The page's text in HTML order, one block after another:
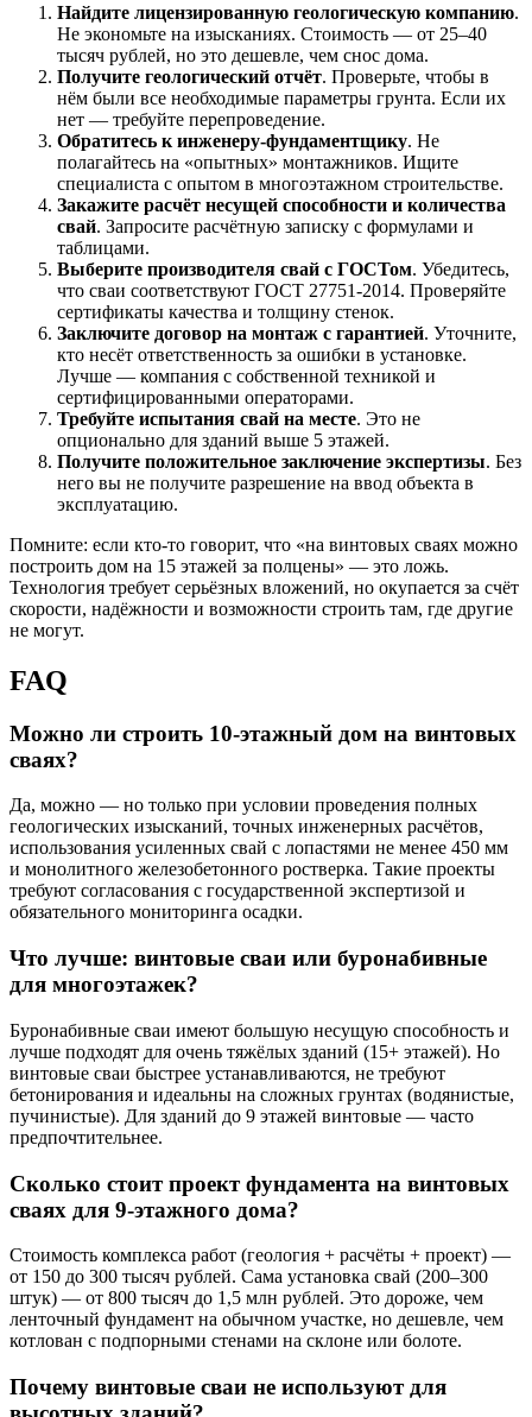
Найдите лицензированную геологическую компанию.
Не экономьте на изысканиях. Стоимость — от 25–40
тысяч рублей, но это дешевле, чем снос дома.
Получите геологический отчёт. Проверьте, чтобы в
нём были все необходимые параметры грунта. Если их
нет — требуйте перепроведение.
Обратитесь к инженеру-фундаментщику. Не
полагайтесь на «опытных» монтажников. Ищите
специалиста с опытом в многоэтажном строительстве.
Закажите расчёт несущей способности и количества
свай. Запросите расчётную записку с формулами и
таблицами.
Выберите производителя свай с ГОСТом. Убедитесь,
что сваи соответствуют ГОСТ 27751-2014. Проверяйте
сертификаты качества и толщину стенок.
Заключите договор на монтаж с гарантией. Уточните,
кто несёт ответственность за ошибки в установке.
Лучше — компания с собственной техникой и
сертифицированными операторами.
Требуйте испытания свай на месте. Это не
опционально для зданий выше 5 этажей.
Получите положительное заключение экспертизы. Без
него вы не получите разрешение на ввод объекта в
эксплуатацию.
Помните: если кто-то говорит, что «на винтовых сваях можно
построить дом на 15 этажей за полцены» — это ложь.
Технология требует серьёзных вложений, но окупается за счёт
скорости, надёжности и возможности строить там, где другие
не могут.
FAQ
Можно ли строить 10-этажный дом на винтовых
сваях?
Да, можно — но только при условии проведения полных
геологических изысканий, точных инженерных расчётов,
использования усиленных свай с лопастями не менее 450 мм
и монолитного железобетонного ростверка. Такие проекты
требуют согласования с государственной экспертизой и
обязательного мониторинга осадки.
Что лучше: винтовые сваи или буронабивные
для многоэтажек?
Буронабивные сваи имеют большую несущую способность и
лучше подходят для очень тяжёлых зданий (15+ этажей). Но
винтовые сваи быстрее устанавливаются, не требуют
бетонирования и идеальны на сложных грунтах (водянистые,
пучинистые). Для зданий до 9 этажей винтовые — часто
предпочтительнее.
Сколько стоит проект фундамента на винтовых
сваях для 9-этажного дома?
Стоимость комплекса работ (геология + расчёты + проект) —
от 150 до 300 тысяч рублей. Сама установка свай (200–300
штук) — от 800 тысяч до 1,5 млн рублей. Это дороже, чем
ленточный фундамент на обычном участке, но дешевле, чем
котлован с подпорными стенами на склоне или болоте.
Почему винтовые сваи не используют для